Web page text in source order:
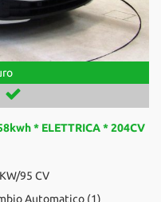
* ELETTRICA * 204CV
95 CV
Automatico (1)